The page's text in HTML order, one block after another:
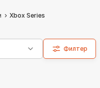
Xbox Series
Филтер